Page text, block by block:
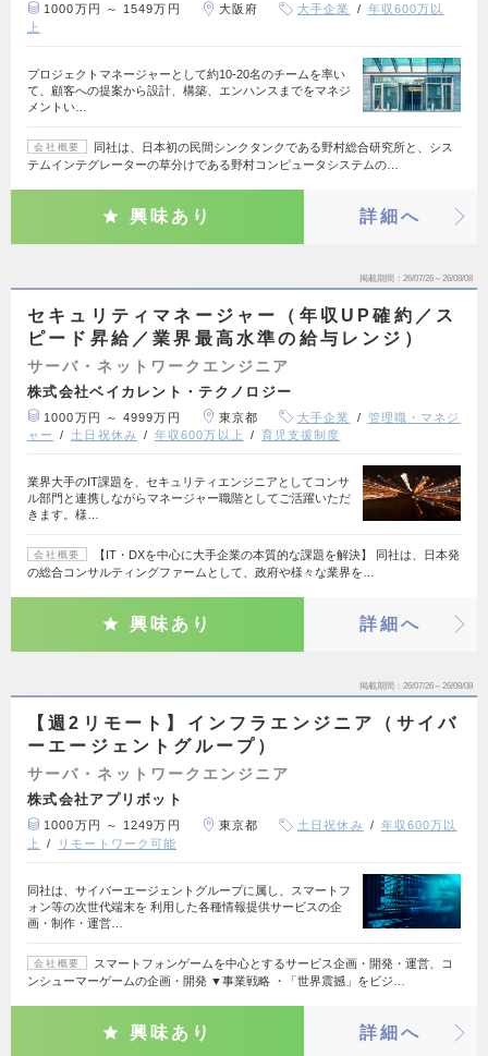
1000万円 ～ 1549万円 大阪府 大手企業
年収600万以
上
プロジェクトマネージャーとして約10-20名のチームを率い
て、顧客への提案から設計、構築、エンハンスまでをマネジ
メントい…
会社概要
同社は、日本初の民間シンクタンクである野村総合研究所と、シス
テムインテグレーターの草分けである野村コンピュータシステムの…
興味あり 詳細へ
掲載期間 26/07/26～26/08/08
セキュリティマネージャー（年収UP確約／ス
ピード昇給／業界最高水準の給与レンジ）
サーバ・ネットワークエンジニア
株式会社ベイカレント・テクノロジー
1000万円 ～ 4999万円 東京都 大手企業
管理職・マネジ
ャー
土日祝休み 年収600万以上 育児支援制度
業界大手のIT課題を、セキュリティエンジニアとしてコンサ
ル部門と連携しながらマネージャー職階としてご活躍いただ
きます。様…
会社概要
【IT・DXを中心に大手企業の本質的な課題を解決】 同社は、日本発
の総合コンサルティングファームとして、政府や様々な業界を…
興味あり 詳細へ
掲載期間 26/07/26～26/08/08
【週2リモート】インフラエンジニア（サイバ
ーエージェントグループ）
サーバ・ネットワークエンジニア
株式会社アプリボット
1000万円 ～ 1249万円 東京都 土日祝休み
年収600万以
上
リモートワーク可能
同社は、サイバーエージェントグループに属し、スマートフ
ォン等の次世代端末を 利用した各種情報提供サービスの企
画・制作・運営…
会社概要
スマートフォンゲームを中心とするサービス企画・開発・運営、コ
ンシューマーゲームの企画・開発 ▼事業戦略 ・「世界震撼」をビジ…
興味あり 詳細へ